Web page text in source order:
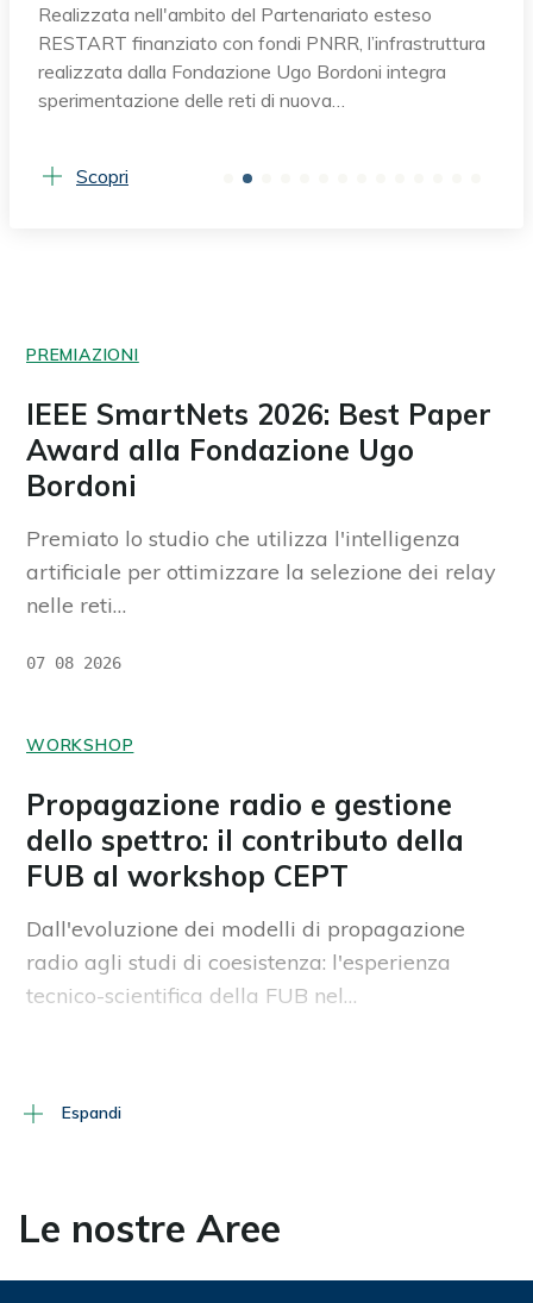
Realizzata nell'ambito del Partenariato esteso
RESTART finanziato con fondi PNRR, l’infrastruttura
realizzata dalla Fondazione Ugo Bordoni integra
sperimentazione delle reti di nuova…
Scopri
PREMIAZIONI
IEEE SmartNets 2026: Best Paper
Award alla Fondazione Ugo
Bordoni
Premiato lo studio che utilizza l'intelligenza
artificiale per ottimizzare la selezione dei relay
nelle reti…
07 08 2026
WORKSHOP
Propagazione radio e gestione
dello spettro: il contributo della
FUB al workshop CEPT
Dall'evoluzione dei modelli di propagazione
radio agli studi di coesistenza: l'esperienza
tecnico-scientifica della FUB nel…
generazione: la FUB porta le
Espandi
Le nostre Aree